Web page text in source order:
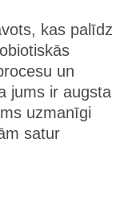
kas palīdz
un
jums ir augsta
uzmanīgi
satur